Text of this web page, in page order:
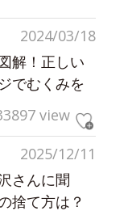
2024/03/18
解！正しい
でむくみを
view
2025/12/11
さんに聞
捨て方は？